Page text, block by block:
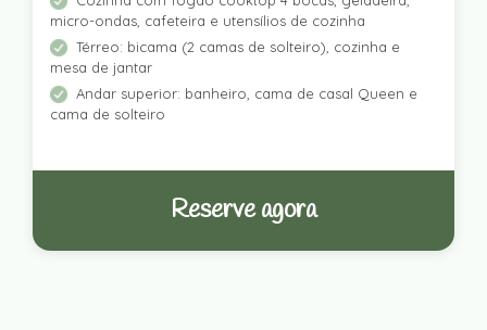
micro-ondas, cafeteira e utensílios de cozinha
Térreo: bicama (2 camas de solteiro), cozinha e
mesa de jantar
Andar superior: banheiro, cama de casal Queen e
cama de solteiro
Reserve agora